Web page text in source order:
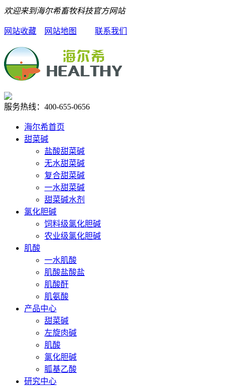
欢迎来到海尔希畜牧科技官方网站
网站收藏 网站地图 联系我们
服务热线： 400-655-0656
海尔希首页
甜菜碱
盐酸甜菜碱
无水甜菜碱
复合甜菜碱
一水甜菜碱
甜菜碱水剂
氯化胆碱
饲料级氯化胆碱
农业级氯化胆碱
肌酸
一水肌酸
肌酸盐酸盐
肌酸酐
肌氨酸
产品中心
甜菜碱
左旋肉碱
肌酸
氯化胆碱
胍基乙酸
研究中心